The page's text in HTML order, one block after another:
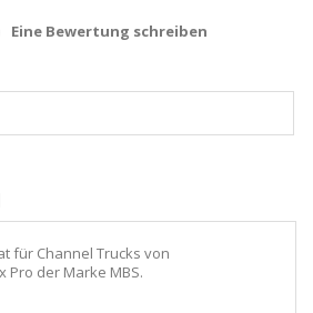
Eine Bewertung schreiben
für Channel Trucks von
der Marke MBS.